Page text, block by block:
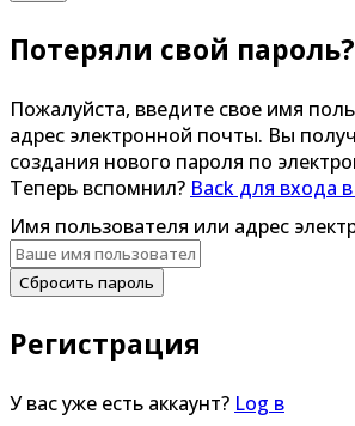
Потеряли свой пароль?
Пожалуйста, введите свое имя
адрес электронной почты. Вы
создания нового пароля по
Теперь вспомнил? Back для входа
Имя пользователя или адрес
Сбросить пароль
Регистрация
У вас уже есть аккаунт? Log в